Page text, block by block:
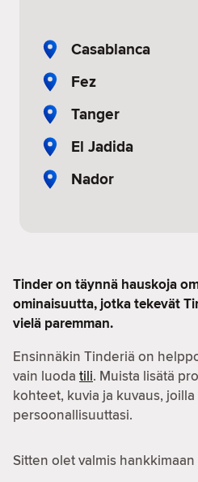
Casablanca
Fez
Tanger
El Jadida
Nador
Tinder on täynnä hauskoja
ominaisuutta, jotka tekevät
vielä paremman.
Ensinnäkin Tinderiä on
vain luoda tili. Muista lisätä
kohteet, kuvia ja kuvaus,
persoonallisuuttasi.
Sitten olet valmis hankkimaan